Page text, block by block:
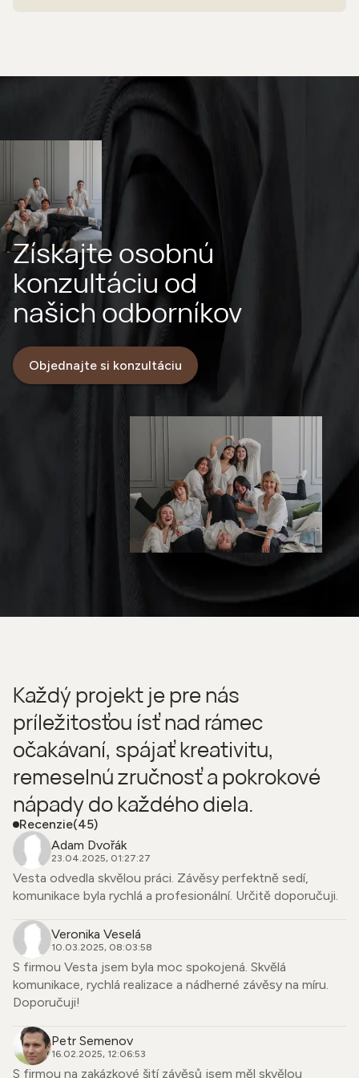
Získajte osobnú
konzultáciu od
našich odborníkov
Objednajte si konzultáciu
Každý projekt je pre nás
príležitosťou ísť nad rámec
očakávaní, spájať kreativitu,
remeselnú zručnosť a pokrokové
nápady do každého diela.
Recenzie(45)
Adam Dvořák
23.04.2025, 01:27:27
Vesta odvedla skvělou práci. Závěsy perfektně sedí,
komunikace byla rychlá a profesionální. Určitě doporučuji.
Veronika Veselá
10.03.2025, 08:03:58
S firmou Vesta jsem byla moc spokojená. Skvělá
komunikace, rychlá realizace a nádherné závěsy na míru.
Doporučuji!
Petr Semenov
16.02.2025, 12:06:53
S firmou na zakázkové šití závěsů jsem měl skvělou